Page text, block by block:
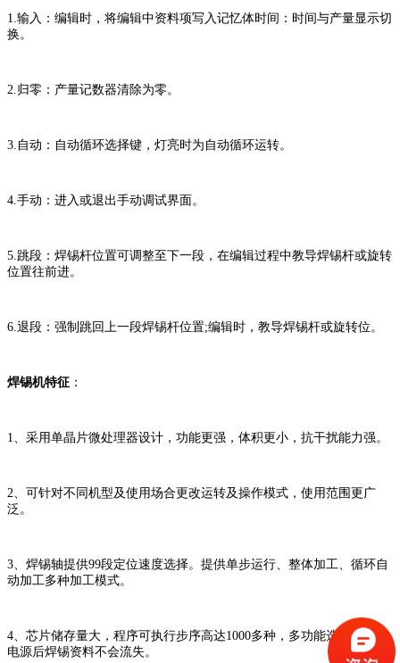
1.输入：编辑时，将编辑中资料项写入记忆体时间：时间与产量显示切
换。
2.归零：产量记数器清除为零。
3.自动：自动循环选择键，灯亮时为自动循环运转。
4.手动：进入或退出手动调试界面。
5.跳段：焊锡杆位置可调整至下一段，在编辑过程中教导焊锡杆或旋转
位置往前进。
6.退段：强制跳回上一段焊锡杆位置;编辑时，教导焊锡杆或旋转位。
焊锡机特征 ：
1、采用单晶片微处理器设计，功能更强，体积更小，抗干扰能力强。
2、可针对不同机型及使用场合更改运转及操作模式，使用范围更广
泛。
3、焊锡轴提供99段定位速度选择。提供单步运行、整体加工、循环自
动加工多种加工模式。
4、芯片储存量大，程序可执行步序高达1000多种，多功能选择，切断
电源后焊锡资料不会流失。